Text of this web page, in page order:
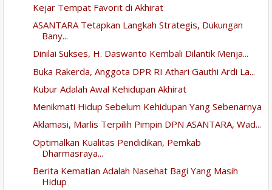
Kejar Tempat Favorit di Akhirat
ASANTARA Tetapkan Langkah Strategis, Dukungan
Bany...
Dinilai Sukses, H. Daswanto Kembali Dilantik Menja...
Buka Rakerda, Anggota DPR RI Athari Gauthi Ardi La...
Kubur Adalah Awal Kehidupan Akhirat
Menikmati Hidup Sebelum Kehidupan Yang Sebenarnya
Aklamasi, Marlis Terpilih Pimpin DPN ASANTARA, Wad...
Optimalkan Kualitas Pendidikan, Pemkab
Dharmasraya...
Berita Kematian Adalah Nasehat Bagi Yang Masih
Hidup